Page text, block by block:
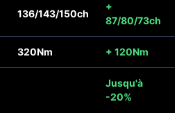
136/143/150ch
+
87/80/73ch
320Nm + 120Nm
Jusqu'à
-20%